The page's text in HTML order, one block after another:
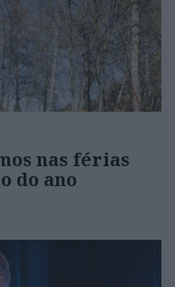
nas férias
do ano